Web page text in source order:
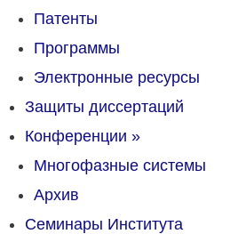
Патенты
Программы
Электронные ресурсы
Защиты диссертаций
Конференции »
Многофазные системы
Архив
Семинары Института